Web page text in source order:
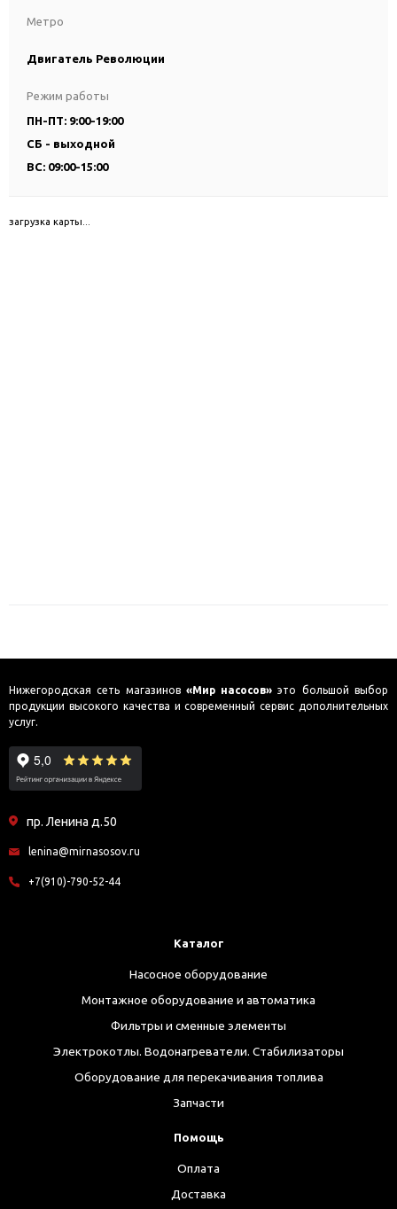
Метро
Двигатель Революции
Режим работы
ПН-ПТ: 9:00-19:00
СБ - выходной
ВС: 09:00-15:00
загрузка карты...
Нижегородская сеть магазинов «Мир насосов» это большой выбор
продукции высокого качества и современный сервис дополнительных
услуг.
пр. Ленина д.50
lenina@mirnasosov.ru
+7(910)-790-52-44
Каталог
Насосное оборудование
Монтажное оборудование и автоматика
Фильтры и сменные элементы
Электрокотлы. Водонагреватели. Стабилизаторы
Оборудование для перекачивания топлива
Запчасти
Помощь
Оплата
Доставка